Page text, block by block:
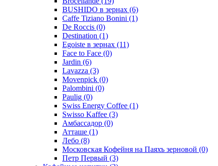
BUSHIDO в зернах (6)
Caffe Tiziano Bonini (1)
De Roccis (0)
Destination (1)
Egoiste в зернах (11)
Face to Face (0)
Jardin (6)
Lavazza (3)
Movenpick (0)
Palombini (0)
Paulig (0)
Swiss Energy Coffee (1)
Swisso Kaffee (3)
Амбассадор (0)
Атташе (1)
Лебо (8)
Московская Кофейня на Паяхъ зерновой (0)
Петр Первый (3)